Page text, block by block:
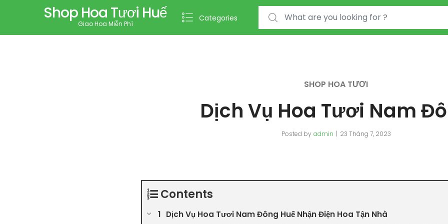
Shop Hoa Tươi Huế
Giao Hoa Miễn Phí
Categories
Search for:
SHOP HOA TƯƠI
Dịch Vụ Hoa Tươi Nam
Posted by admin 23 Tháng 7, 2023
Contents
Dịch Vụ Hoa Tươi Nam Đông Huế Nhận Điện Hoa Tận Nhà